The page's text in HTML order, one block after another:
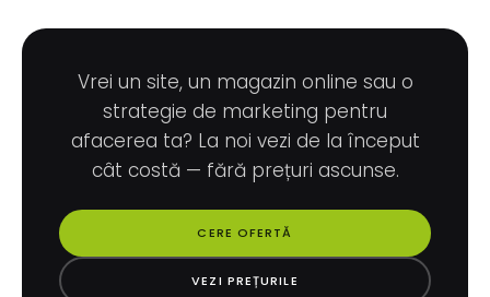
Vrei un site, un magazin online sau o
strategie de marketing pentru
afacerea ta? La noi vezi de la început
cât costă — fără prețuri ascunse.
CERE OFERTĂ
VEZI PREȚURILE